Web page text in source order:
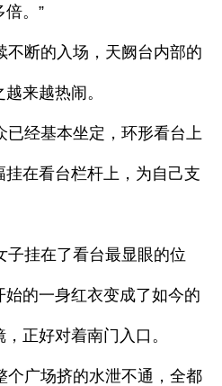
。”
断的入场，天阙台内部的
来越热闹。
经基本坐定，环形看台上
挂在看台栏杆上，为自己支
挂在了看台最显眼的位
的一身红衣变成了如今的
正好对着南门入口。
广场挤的水泄不通，全都